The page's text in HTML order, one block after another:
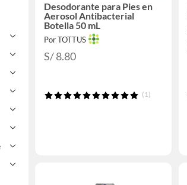
Desodorante para Pies en
Aerosol Antibacterial
Botella 50 mL
Por TOTTUS
S/ 8.80
(1)